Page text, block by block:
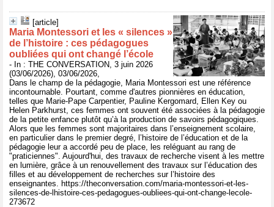
[article]
Maria Montessori et les « silences »
de l’histoire : ces pédagogues
oubliées qui ont changé l’école
- In : THE CONVERSATION, 3 juin 2026
(03/06/2026), 03/06/2026,
Dans le champ de la pédagogie, Maria Montessori est une référence
incontournable. Pourtant, comme d'autres pionnières en éducation,
telles que Marie-Pape Carpentier, Pauline Kergomard, Ellen Key ou
Helen Parkhurst, ces femmes ont souvent été associées à la pédagogie
de la petite enfance plutôt qu’à la production de savoirs pédagogiques.
Alors que les femmes sont majoritaires dans l’enseignement scolaire,
en particulier dans le premier degré, l’histoire de l’éducation et de la
pédagogie leur a accordé peu de place, les reléguant au rang de
"praticiennes". Aujourd'hui, des travaux de recherche visent à les mettre
en lumière, grâce à un renouvellement des travaux sur l’éducation des
filles et au développement de recherches sur l’histoire des
enseignantes. https://theconversation.com/maria-montessori-et-les-
silences-de-lhistoire-ces-pedagogues-oubliees-qui-ont-change-lecole-
273672